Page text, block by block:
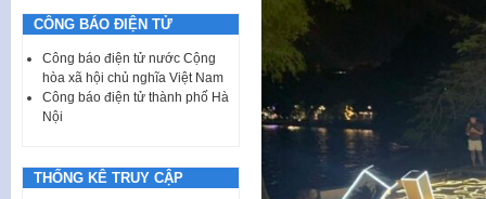
CÔNG BÁO ĐIỆN TỬ
Công báo điện tử nước Cộng
hòa xã hội chủ nghĩa Việt Nam
Công báo điện tử thành phố Hà
Nội
THỐNG KÊ TRUY CẬP